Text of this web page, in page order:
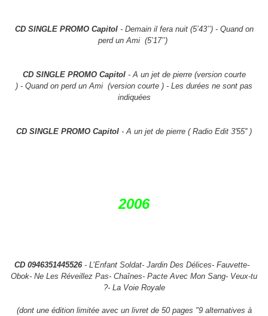
CD SINGLE PROMO Capitol - Demain il fera nuit (5’43’’) - Quand on
perd un Ami (5’17’’)
CD SINGLE PROMO Capitol - A un jet de pierre (version courte
) - Quand on perd un Ami (version courte ) - Les durées ne sont pas
indiquées
CD SINGLE PROMO Capitol - A un jet de pierre ( Radio Edit 3'55'' )
2006
CD 0946351445526- L’Enfant Soldat- Jardin Des Délices- Fauvette-
Obok- Ne Les Réveillez Pas- Chaînes- Pacte Avec Mon Sang- Veux-tu
?- La Voie Royale
(dont une édition limitée avec un livret de 50 pages "9 alternatives à